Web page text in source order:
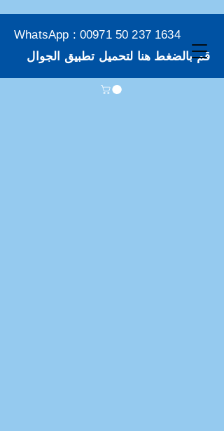
WhatsApp : 00971 50 237 1634
قم بالضغط هنا لتحميل تطبيق الجوال